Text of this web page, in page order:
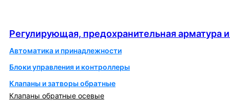
Регулирующая, предохранительная арматура
Автоматика и принадлежности
Блоки управления и контроллеры
Клапаны и затворы обратные
Клапаны обратные осевые